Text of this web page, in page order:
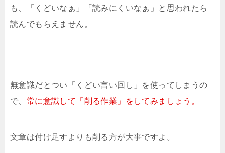
も、「くどいなぁ」「読みにくいなぁ」と思われたら
読んでもらえません。
無意識だとつい「くどい言い回し」を使ってしまうの
で、 常に意識して「削る作業」をしてみましょう。
文章は付け足すよりも削る方が大事ですよ。